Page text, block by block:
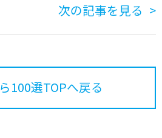
次の記事を見る
100選TOPへ戻る